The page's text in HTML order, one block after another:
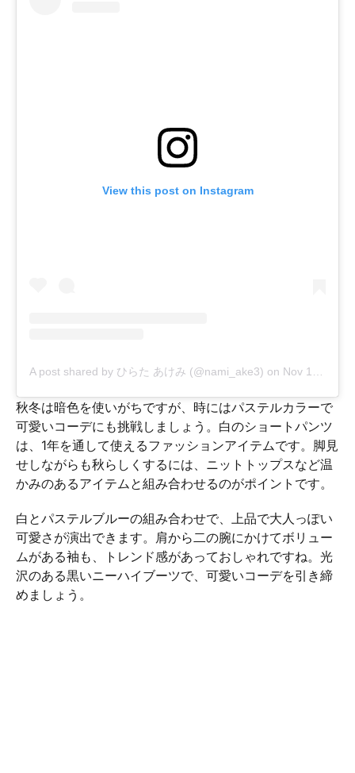
View this post on Instagram
A post shared by ひらた あけみ (@nami_ake3) on Nov 13, 2019 at 6:31pm PST
秋冬は暗色を使いがちですが、時にはパステルカラーで
可愛いコーデにも挑戦しましょう。白のショートパンツ
は、1年を通して使えるファッションアイテムです。脚見
せしながらも秋らしくするには、ニットトップスなど温
かみのあるアイテムと組み合わせるのがポイントです。
白とパステルブルーの組み合わせで、上品で大人っぽい
可愛さが演出できます。肩から二の腕にかけてボリュー
ムがある袖も、トレンド感があっておしゃれですね。光
沢のある黒いニーハイブーツで、可愛いコーデを引き締
めましょう。